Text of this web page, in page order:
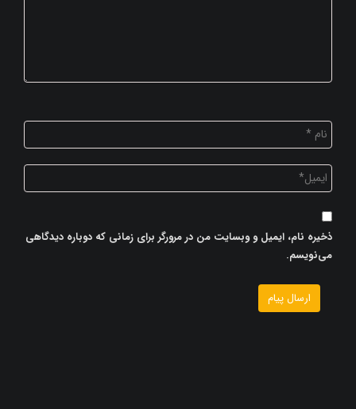
ذخیره نام، ایمیل و وبسایت من در مرورگر برای زمانی که دوباره دیدگاهی
می‌نویسم.